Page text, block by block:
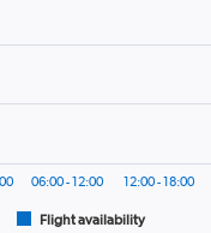
Flight availability
06:00 - 12:00 12:00 - 18:00